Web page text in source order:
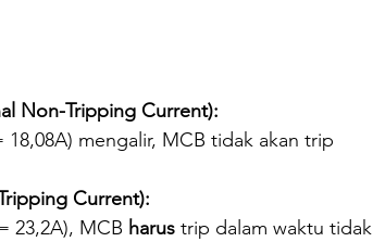
Non-Tripping Current):
18,08A) mengalir, MCB tidak akan trip
Current):
23,2A), MCB harus trip dalam waktu tidak